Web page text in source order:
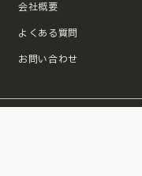
会社概要
よくある質問
お問い合わせ